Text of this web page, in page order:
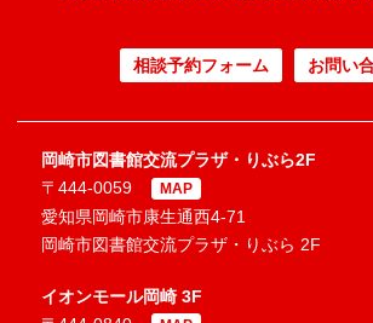
相談予約フォーム お問い
岡崎市図書館交流プラザ・りぶら2F
〒444-0059
MAP
愛知県岡崎市康生通西4-71
岡崎市図書館交流プラザ・りぶら 2F
イオンモール岡崎 3F